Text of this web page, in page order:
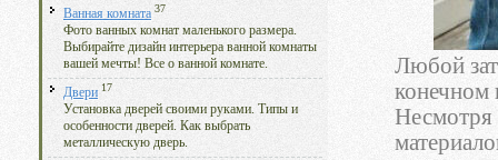
Ванная комната 37
Фото ванных комнат маленького размера.
Выбирайте дизайн интерьера ванной комнаты
вашей мечты! Все о ванной комнате.
Двери 17
Установка дверей своими руками. Типы и
особенности дверей. Как выбрать
металлическую дверь.
Любой
конечном
Несмотря